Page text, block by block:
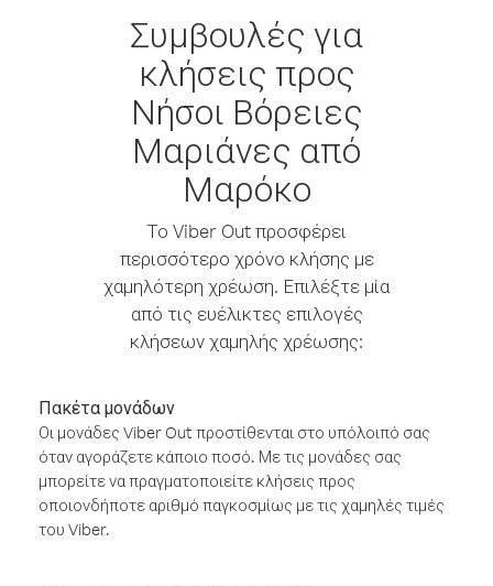
Συμβουλές για
κλήσεις προς
Νήσοι Βόρειες
Μαριάνες από
Μαρόκο
Το Viber Out προσφέρει
περισσότερο χρόνο κλήσης με
χαμηλότερη χρέωση. Επιλέξτε μία
από τις ευέλικτες επιλογές
κλήσεων χαμηλής χρέωσης:
Πακέτα μονάδων
Οι μονάδες Viber Out προστίθενται στο υπόλοιπό σας
όταν αγοράζετε κάποιο ποσό. Με τις μονάδες σας
μπορείτε να πραγματοποιείτε κλήσεις προς
οποιονδήποτε αριθμό παγκοσμίως με τις χαμηλές τιμές
του Viber.